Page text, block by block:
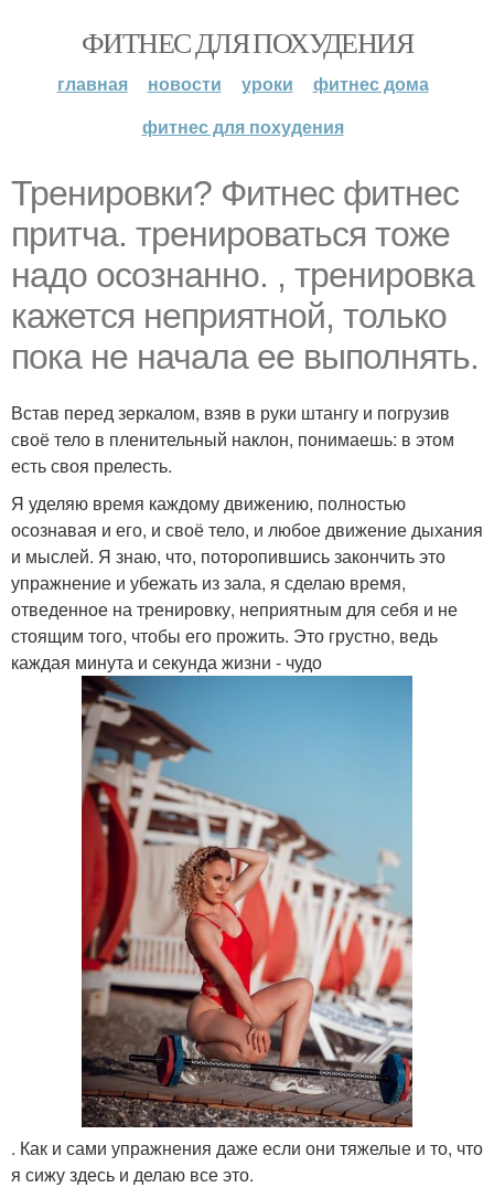
ФИТНЕС ДЛЯ ПОХУДЕНИЯ
главная новости уроки
фитнес дома
фитнес для похудения
Тренировки? Фитнес фитнес
притча. тренироваться тоже
надо осознанно. , тренировка
кажется неприятной, только
пока не начала ее выполнять.
Встав перед зеркалом, взяв в руки штангу и погрузив
своё тело в пленительный наклон, понимаешь: в этом
есть своя прелесть.
Я уделяю время каждому движению, полностью
осознавая и его, и своё тело, и любое движение дыхания
и мыслей. Я знаю, что, поторопившись закончить это
упражнение и убежать из зала, я сделаю время,
отведенное на тренировку, неприятным для себя и не
стоящим того, чтобы его прожить. Это грустно, ведь
каждая минута и секунда жизни - чудо
. Как и сами упражнения даже если они тяжелые и то, что
я сижу здесь и делаю все это.